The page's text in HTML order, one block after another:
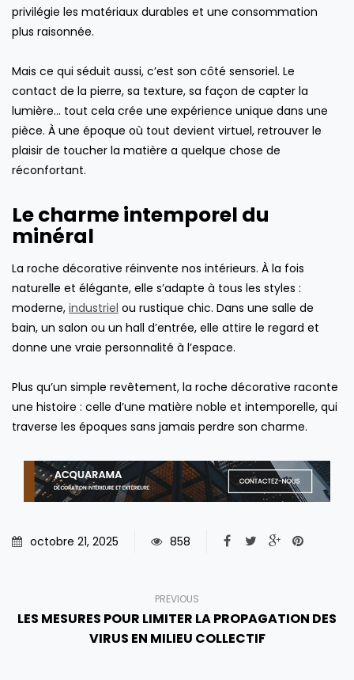
privilégie les matériaux durables et une consommation
plus raisonnée.
Mais ce qui séduit aussi, c’est son côté sensoriel. Le
contact de la pierre, sa texture, sa façon de capter la
lumière… tout cela crée une expérience unique dans une
pièce. À une époque où tout devient virtuel, retrouver le
plaisir de toucher la matière a quelque chose de
réconfortant.
Le charme intemporel du
minéral
La roche décorative réinvente nos intérieurs. À la fois
naturelle et élégante, elle s’adapte à tous les styles :
moderne, industriel ou rustique chic. Dans une salle de
bain, un salon ou un hall d’entrée, elle attire le regard et
donne une vraie personnalité à l’espace.
Plus qu’un simple revêtement, la roche décorative raconte
une histoire : celle d’une matière noble et intemporelle, qui
traverse les époques sans jamais perdre son charme.
octobre 21, 2025 858
PREVIOUS
LES MESURES POUR LIMITER LA PROPAGATION DES
VIRUS EN MILIEU COLLECTIF